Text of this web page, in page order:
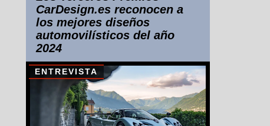
CarDesign.es reconocen a
los mejores diseños
automovilísticos del año
2024
ENTREVISTA